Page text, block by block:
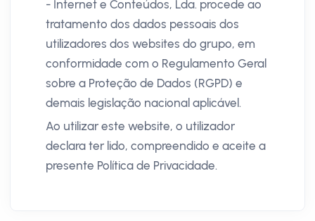
- Internet e Conteúdos, Lda. procede ao
tratamento dos dados pessoais dos
utilizadores dos websites do grupo, em
conformidade com o Regulamento Geral
sobre a Proteção de Dados (RGPD) e
demais legislação nacional aplicável.
Ao utilizar este website, o utilizador
declara ter lido, compreendido e aceite a
presente Política de Privacidade.